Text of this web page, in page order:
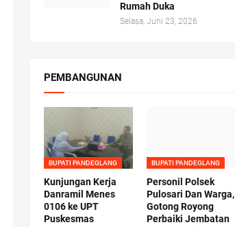
Rumah Duka
Selasa, Juni 23, 2026
PEMBANGUNAN
BUPATI PANDEGLANG
Kunjungan Kerja
Danramil Menes
0106 ke UPT
Puskesmas
BUPATI PANDEGLANG
Personil Polsek
Pulosari Dan Warga,
Gotong Royong
Perbaiki Jembatan